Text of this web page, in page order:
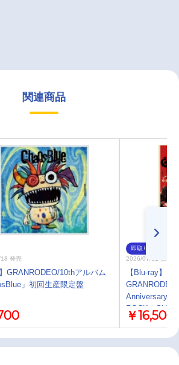
関連商品
発売
】GRANRODEO/10thアルバム
」初回生産限定盤
即取り
2026/07/01 発売
【Blu-ray】
Anniversary
炎の
￥16,500